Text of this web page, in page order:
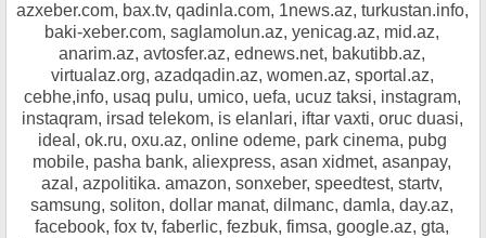
azxeber.com, bax.tv, qadinla.com, 1news.az, turkustan.info,
baki-xeber.com, saglamolun.az, yenicag.az, mid.az,
anarim.az, avtosfer.az, ednews.net, bakutibb.az,
virtualaz.org, azadqadin.az, women.az, sportal.az,
cebhe,info, usaq pulu, umico, uefa, ucuz taksi, instagram,
instaqram, irsad telekom, is elanlari, iftar vaxti, oruc duasi,
ideal, ok.ru, oxu.az, online odeme, park cinema, pubg
mobile, pasha bank, aliexpress, asan xidmet, asanpay,
azal, azpolitika. amazon, sonxeber, speedtest, startv,
samsung, soliton, dollar manat, dilmanc, damla, day.az,
facebook, fox tv, faberlic, fezbuk, fimsa, google.az, gta,